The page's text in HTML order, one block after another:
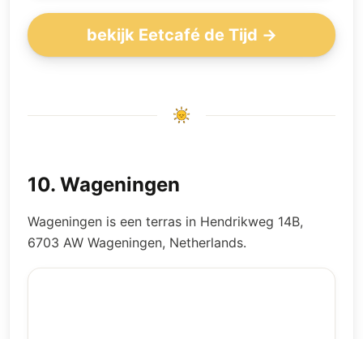
bekijk Eetcafé de Tijd →
10. Wageningen
Wageningen is een terras in Hendrikweg 14B,
6703 AW Wageningen, Netherlands.